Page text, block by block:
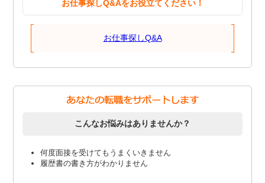
お仕事探しQ&Aをお役立てください！
お仕事探しQ&A
こんなお悩みはありませんか？
何度面接を受けてもうまくいきません
履歴書の書き方がわかりません